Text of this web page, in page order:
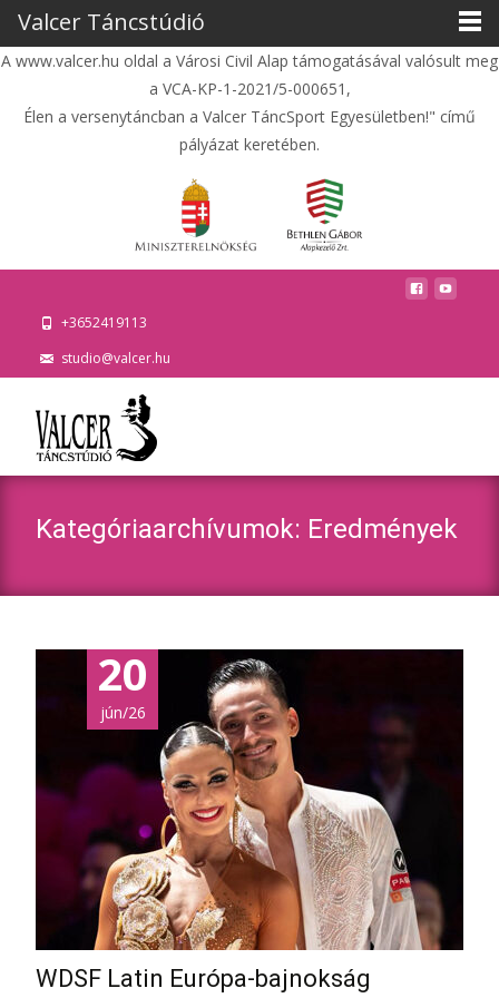
A www.valcer.hu oldal a Városi Civil Alap támogatásával valósult meg
a VCA-KP-1-2021/5-000651,
Élen a versenytáncban a Valcer TáncSport Egyesületben!" című
pályázat keretében.
+3652419113
studio@valcer.hu
Kategóriaarchívumok: Eredmények
20
jún/26
WDSF Latin Európa-bajnokság
Valcer Táncstúdió